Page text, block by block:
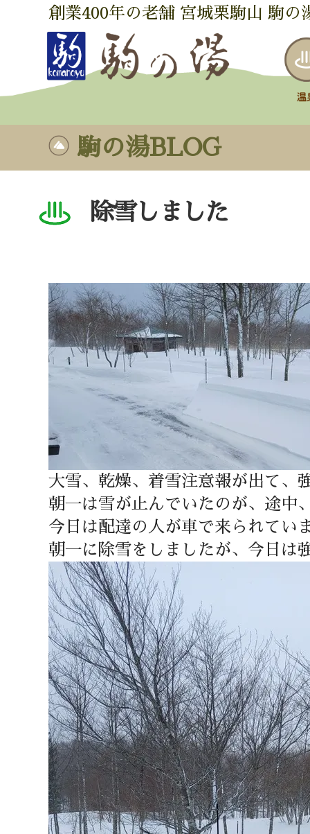
創業400年の老舗 宮城栗駒山 駒の
駒の湯BLOG
除雪しました
大雪、乾燥、着雪注意報が出て、
朝一は雪が止んでいたのが、途
今日は配達の人が車で来られてい
朝一に除雪をしましたが、今日は